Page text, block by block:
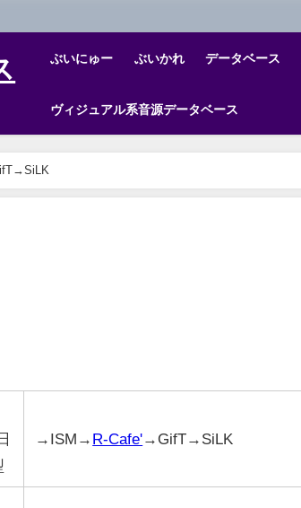
ぶいにゅー ぶいかれ データベース
ヴィジュアル系音源データベース
→ISM→ R-Cafe'→GifT→SiLK